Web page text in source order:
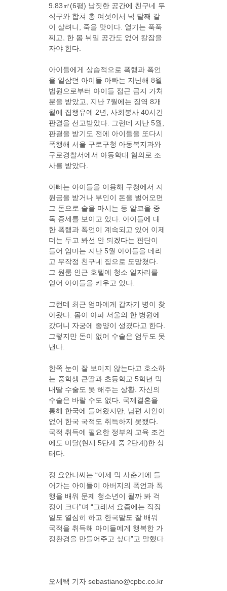
9.83㎡(6평) 남짓한 공간에 친구네 두
식구와 합쳐 총 여섯이서 넉 달째 같
이 살려니, 죽을 맛이다. 열기는 푹푹
찌고, 한 몸 뉘일 공간도 없어 칼잠을
자야 한다.
아이들에게 상습적으로 폭행과 폭언
을 일삼던 아이들 아빠는 지난해 8월
법원으로부터 아이들 접근 금지 가처
분을 받았고, 지난 7월에는 징역 8개
월에 집행유예 2년, 사회봉사 40시간
판결을 선고받았다. 그런데 지난 5월,
판결을 받기도 전에 아이들을 또다시
폭행해 서울 구로구청 아동복지과와
구로경찰서에서 아동학대 혐의로 조
사를 받았다.
아빠는 아이들을 이용해 구청에서 지
원금을 받거나 부인이 돈을 벌어오면
그 돈으로 술을 마시는 등 알코올 중
독 증세를 보이고 있다. 아이들에 대
한 폭행과 폭언이 계속되고 있어 이제
더는 두고 봐선 안 되겠다는 판단이
들어 엄마는 지난 5월 아이들을 데리
고 무작정 친구네 집으로 도망쳤다.
그 원룸 인근 호텔에 청소 일자리를
얻어 아이들을 키우고 있다.
그런데 최근 엄마에게 갑자기 병이 찾
아왔다. 몸이 아파 서울의 한 병원에
갔더니 자궁에 종양이 생겼다고 한다.
그렇지만 돈이 없어 수술은 엄두도 못
낸다.
한쪽 눈이 잘 보이지 않는다고 호소하
는 중학생 큰딸과 초등학교 5학년 막
내딸 수술도 못 해주는 상황. 자신의
수술은 바랄 수도 없다. 국제결혼을
통해 한국에 들어왔지만, 남편 사인이
없어 한국 국적도 취득하지 못했다.
국적 취득에 필요한 정부의 교육 조건
에도 미달(현재 5단계 중 2단계)한 상
태다.
정 요안나씨는 “이제 막 사춘기에 들
어가는 아이들이 아버지의 폭언과 폭
행을 배워 문제 청소년이 될까 봐 걱
정이 크다”며 “그래서 요즘에는 직장
일도 열심히 하고 한국말도 잘 배워
국적을 취득해 아이들에게 행복한 가
정환경을 만들어주고 싶다”고 말했다.
오세택 기자 sebastiano@cpbc.co.kr